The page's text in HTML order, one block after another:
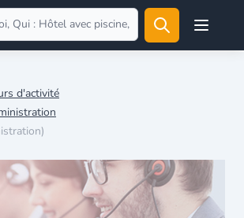
Open
d'activité